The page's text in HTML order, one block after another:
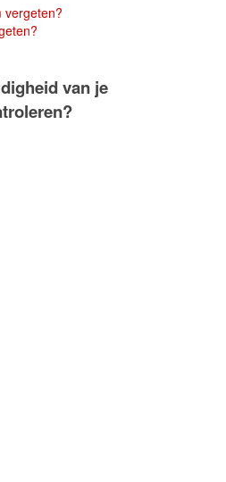
vergeten?
van je